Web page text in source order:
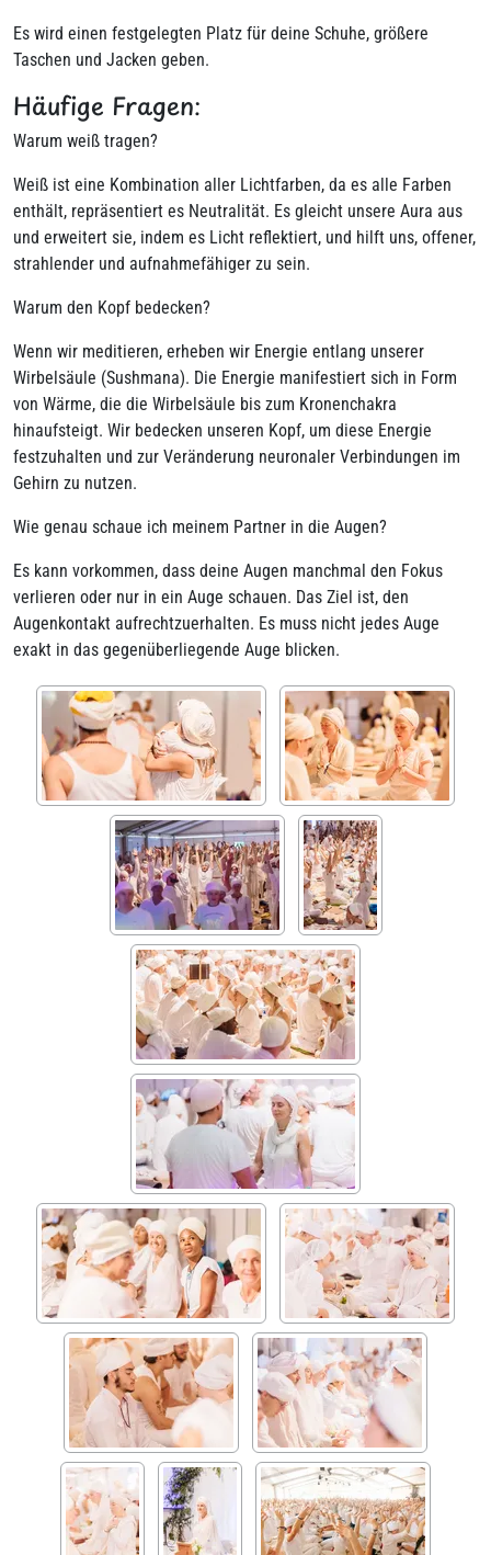
Es wird einen festgelegten Platz für deine Schuhe, größere
Taschen und Jacken geben.
Häufige Fragen:
Warum weiß tragen?
Weiß ist eine Kombination aller Lichtfarben, da es alle Farben
enthält, repräsentiert es Neutralität. Es gleicht unsere Aura aus
und erweitert sie, indem es Licht reflektiert, und hilft uns, offener,
strahlender und aufnahmefähiger zu sein.
Warum den Kopf bedecken?
Wenn wir meditieren, erheben wir Energie entlang unserer
Wirbelsäule (Sushmana). Die Energie manifestiert sich in Form
von Wärme, die die Wirbelsäule bis zum Kronenchakra
hinaufsteigt. Wir bedecken unseren Kopf, um diese Energie
festzuhalten und zur Veränderung neuronaler Verbindungen im
Gehirn zu nutzen.
Wie genau schaue ich meinem Partner in die Augen?
Es kann vorkommen, dass deine Augen manchmal den Fokus
verlieren oder nur in ein Auge schauen. Das Ziel ist, den
Augenkontakt aufrechtzuerhalten. Es muss nicht jedes Auge
exakt in das gegenüberliegende Auge blicken.